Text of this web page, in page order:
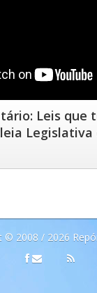
Leis que
Legislativa
© 2008 / 2026